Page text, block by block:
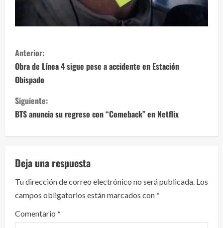
S
i
g
u
e
l
e
y
e
Anterior:
Obra de Línea 4 sigue pese a accidente en Estación
Obispado
Siguiente:
BTS anuncia su regreso con “Comeback” en Netflix
Deja una respuesta
Tu dirección de correo electrónico no será publicada. Los
campos obligatorios están marcados con*
Comentario *